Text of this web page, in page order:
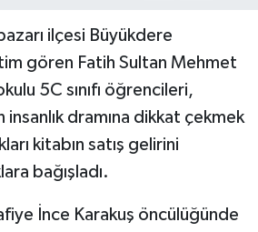
ilçesi Büyükdere
gören Fatih Sultan Mehmet
5C sınıfı öğrencileri,
insanlık dramına dikkat çekmek
kitabın satış gelirini
bağışladı.
İnce Karakuş öncülüğünde